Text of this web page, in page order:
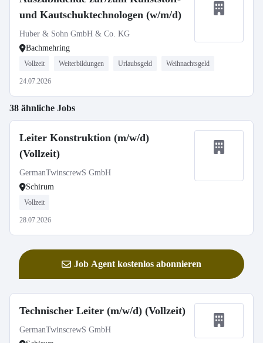
und Kautschuktechnologen (w/m/d)
Huber & Sohn GmbH & Co. KG
Bachmehring
Vollzeit Weiterbildungen Urlaubsgeld Weihnachtsgeld
24.07.2026
38 ähnliche Jobs
Leiter Konstruktion (m/w/d)
(Vollzeit)
GermanTwinscrewS GmbH
Schirum
Vollzeit
28.07.2026
Job Agent kostenlos abonnieren
Technischer Leiter (m/w/d) (Vollzeit)
GermanTwinscrewS GmbH